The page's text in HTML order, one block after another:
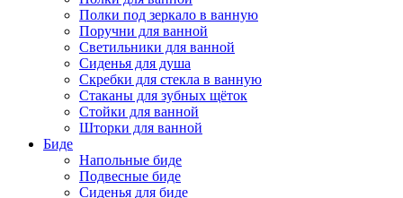
Полки под зеркало в ванную
Поручни для ванной
Светильники для ванной
Сиденья для душа
Скребки для стекла в ванную
Стаканы для зубных щёток
Стойки для ванной
Шторки для ванной
Биде
Напольные биде
Подвесные биде
Сиденья для биде